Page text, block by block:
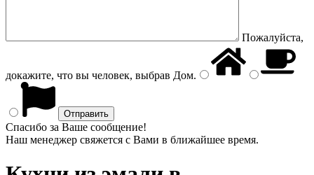
Пожалуйста,
докажите, что вы человек, выбрав Дом.
Спасибо за Ваше сообщение!
Наш менеджер свяжется с Вами в ближайшее время.